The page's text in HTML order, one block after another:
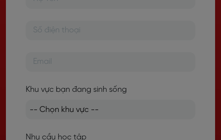
Khu vực bạn đang sinh sống
Nhu cầu học tập